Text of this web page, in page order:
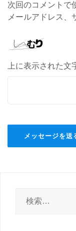
次回のコメントで
メールアドレス、
上に表示された文